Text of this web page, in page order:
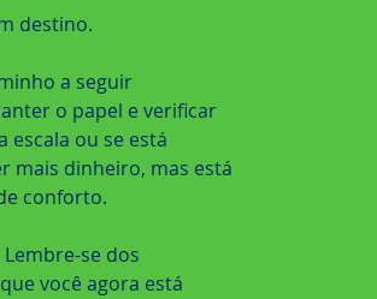
destino.
a seguir
o papel e verificar
escala ou se está
mais dinheiro, mas está
conforto.
se dos
você agora está